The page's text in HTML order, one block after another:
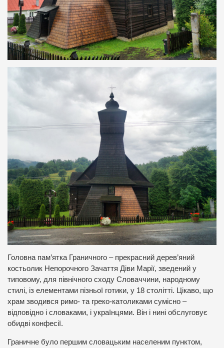
Головна пам’ятка Граничного – прекрасний дерев’яний
костьолик Непорочного Зачаття Діви Марії, зведений у
типовому, для північного сходу Словаччини, народному
стилі, із елементами пізньої готики, у 18 столітті. Цікаво, що
храм зводився римо- та греко-католиками сумісно –
відповідно і словаками, і українцями. Він і нині обслуговує
обидві конфесії.
Граничне було першим словацьким населеним пунктом,